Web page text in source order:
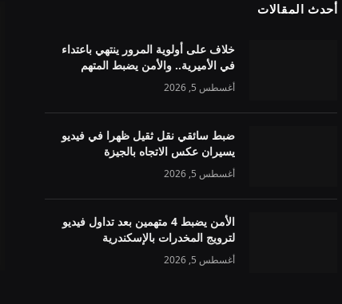
أحدث المقالات
خلاف على أولوية المرور ينتهي باعتداء
في الأميرية.. والأمن يضبط المتهم
أغسطس 5, 2026
ضبط سائقي نقل ثقيل ظهرا في فيديو
يسيران عكس الاتجاه بالجيزة
أغسطس 5, 2026
الأمن يضبط 4 متهمين بعد تداول فيديو
لترويج المخدرات بالإسكندرية
أغسطس 5, 2026